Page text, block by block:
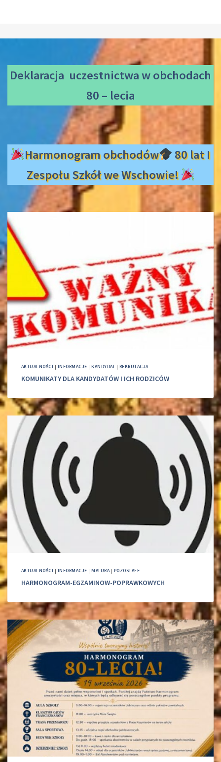
Deklaracja uczestnictwaw obchodach
80 – lecia
Harmonogram obchodów
80 lat I
Zespołu Szkół we Wschowie!
AKTUALNOŚCI | INFORMACJE |KANDYDAT | REKRUTACJA
KOMUNIKATY DLA KANDYDATÓW I ICH RODZICÓW
AKTUALNOŚCI | INFORMACJE |MATURA| POZOSTAŁE
HARMONOGRAM-EGZAMINOW-POPRAWKOWYCH